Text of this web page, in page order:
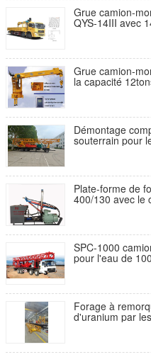
Grue camion-
QYS-14III avec
Grue camion-
la capacité
Démontage
souterrain pour
guide de
installations de
forage et de la
Plate-forme de
400/130 avec le
profondeur de
SPC-1000
pour l'eau de
Forage à
d'uranium par